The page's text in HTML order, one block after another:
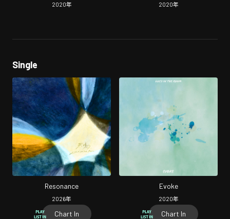
2020年 2020年
Single
Resonance
2026年
Chart In
Evoke
2020年
Chart In